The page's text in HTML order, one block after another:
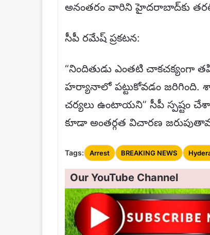
అనంతరం వారిని హైదరాబాద్‌కు
సీపీ రమేష్ ప్రకటన:
“నిందితుడు ఎంతటి చాకచక్యంగా
హర్యానాలో పట్టుకోవడం జరిగింది.
చర్యలు ఉంటాయని” సీపీ స్పష్టం
కూడా అంతర్గత విచారణ
Tags: Arrest BREAKING NEWS
Our YouTube Channel